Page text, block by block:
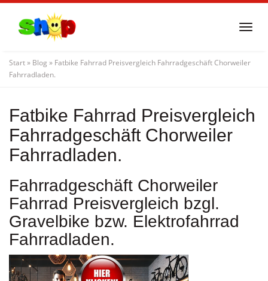
content
Start» Blog » Fatbike Fahrrad Preisvergleich Fahrradgeschäft Chorweiler
Fahrradladen.
Fatbike Fahrrad Preisvergleich
Fahrradgeschäft Chorweiler
Fahrradladen.
Fahrradgeschäft Chorweiler
Fahrrad Preisvergleich bzgl.
Gravelbike bzw. Elektrofahrrad
Fahrradladen.